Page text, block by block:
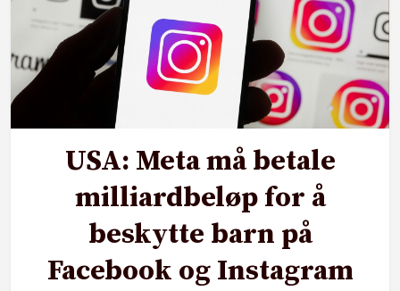
USA: Meta må betale
milliardbeløp for å
beskytte barn på
Facebook og Instagram